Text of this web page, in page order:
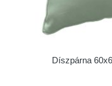
Díszpárna